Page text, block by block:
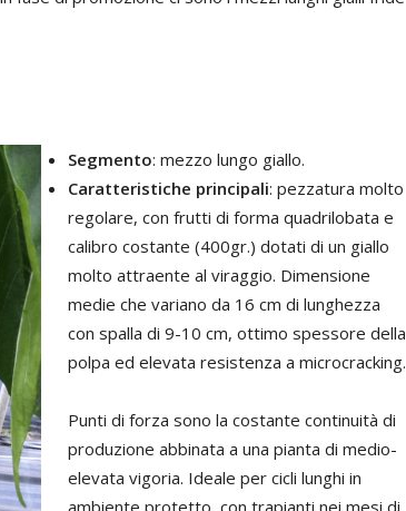
Segmento: mezzo lungo giallo.
Caratteristiche principali: pezzatura molto
regolare, con frutti di forma quadrilobata e
calibro costante (400gr.) dotati di un giallo
molto attraente al viraggio. Dimensione
medie che variano da 16 cm di lunghezza
con spalla di 9-10 cm, ottimo spessore della
polpa ed elevata resistenza a microcracking.
Punti di forza sono la costante continuità di
produzione abbinata a una pianta di medio-
elevata vigoria. Ideale per cicli lunghi in